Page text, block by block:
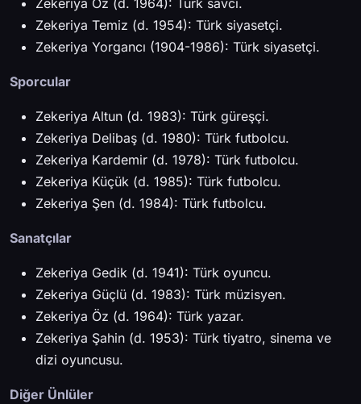
Zekeriya Öz (d. 1964): Türk savcı.
Zekeriya Temiz (d. 1954): Türk siyasetçi.
Zekeriya Yorgancı (1904-1986): Türk siyasetçi.
Sporcular
Zekeriya Altun (d. 1983): Türk güreşçi.
Zekeriya Delibaş (d. 1980): Türk futbolcu.
Zekeriya Kardemir (d. 1978): Türk futbolcu.
Zekeriya Küçük (d. 1985): Türk futbolcu.
Zekeriya Şen (d. 1984): Türk futbolcu.
Sanatçılar
Zekeriya Gedik (d. 1941): Türk oyuncu.
Zekeriya Güçlü (d. 1983): Türk müzisyen.
Zekeriya Öz (d. 1964): Türk yazar.
Zekeriya Şahin (d. 1953): Türk tiyatro, sinema ve
dizi oyuncusu.
Diğer Ünlüler